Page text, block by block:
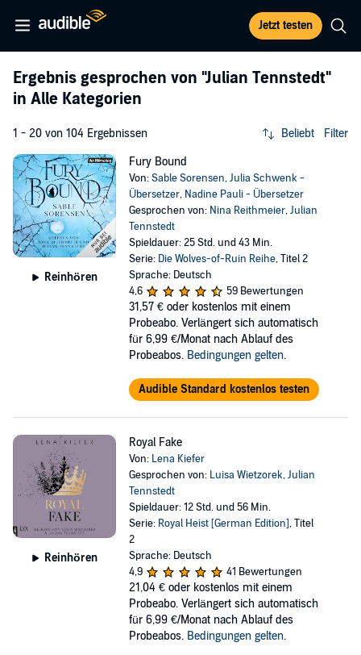
Jetzt testen
Ergebnis gesprochen von "Julian Tennstedt"
in Alle Kategorien
1 - 20 von 104 Ergebnissen Beliebt Filter
Reinhören
Fury Bound
Von:Sable Sorensen,Julia Schwenk -
Übersetzer, Nadine Pauli - Übersetzer
Gesprochen von: Nina Reithmeier,Julian
Tennstedt
Spieldauer: 25 Std. und 43 Min.
Serie: Die Wolves-of-Ruin Reihe, Titel 2
Sprache: Deutsch
4,6
59 Bewertungen
31,57 € oder kostenlos mit einem
Probeabo. Verlängert sich automatisch
für 6,99 €/Monat nach Ablauf des
Probeabos. Bedingungen gelten.
Audible Standard kostenlos testen
Reinhören
Royal Fake
Von: Lena Kiefer
Gesprochen von: Luisa Wietzorek,Julian
Tennstedt
Spieldauer: 12 Std. und 56 Min.
Serie: Royal Heist [German Edition], Titel
2
Sprache: Deutsch
4,9
41 Bewertungen
21,04 € oder kostenlos mit einem
Probeabo. Verlängert sich automatisch
für 6,99 €/Monat nach Ablauf des
Probeabos. Bedingungen gelten.